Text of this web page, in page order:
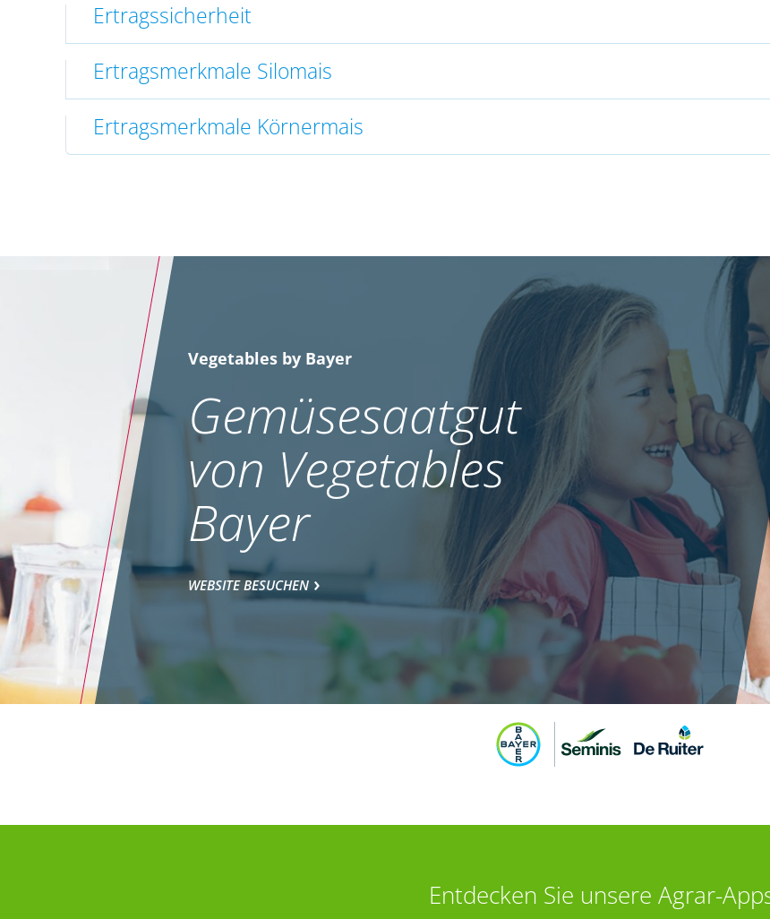
Ertragssicherheit
Ertragsmerkmale Silomais
Ertragsmerkmale Körnermais
Vegetables by Bayer
Gemüsesaatgut
von Vegetables
Bayer
WEBSITE BESUCHEN
Entdecken Sie unsere Agrar-